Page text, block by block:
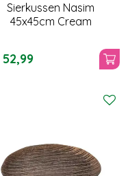
Sierkussen Nasim
45x45cm Cream
52,99